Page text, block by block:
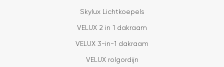
Skylux Lichtkoepels
VELUX 2 in 1 dakraam
VELUX 3-in-1 dakraam
VELUX rolgordijn